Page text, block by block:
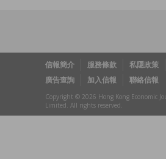
信報簡介 服務條款 私隱政策
廣告查詢
加入信報 聯絡信報
Copyright © 2026 Hong Kong Economic
Limited. All rights reserved.